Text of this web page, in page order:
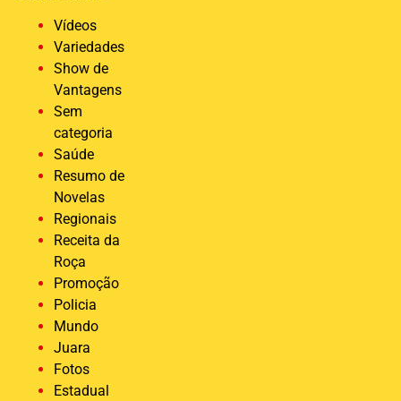
Vídeos
Variedades
Show de
Vantagens
Sem
categoria
Saúde
Resumo de
Novelas
Regionais
Receita da
Roça
Promoção
Policia
Mundo
Juara
Fotos
Estadual